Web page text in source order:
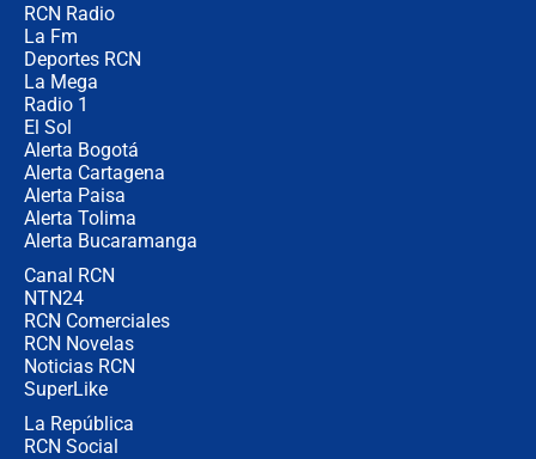
RCN Radio
La Fm
Deportes RCN
La Mega
Radio 1
El Sol
Alerta Bogotá
Alerta Cartagena
Alerta Paisa
Alerta Tolima
Alerta Bucaramanga
Canal RCN
NTN24
RCN Comerciales
RCN Novelas
Noticias RCN
SuperLike
La República
RCN Social